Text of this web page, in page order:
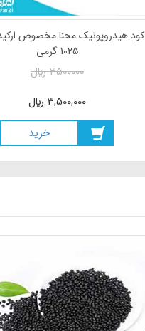
کود هیدروپونیک محنا مخصوص
1025 گرمی
3500000ريال
3,500,000 ريال
خريد